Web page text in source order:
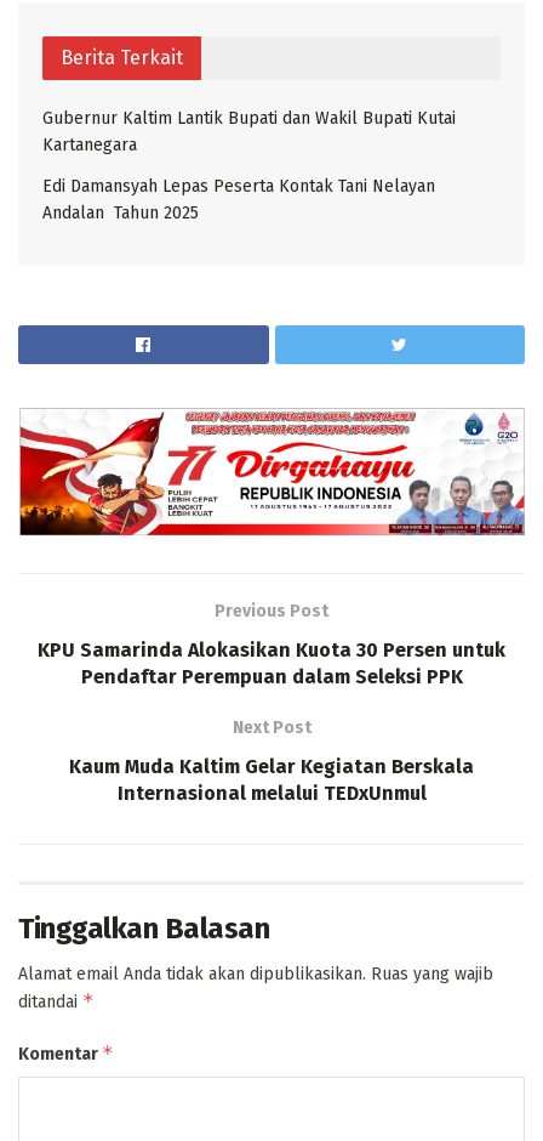
Berita Terkait
Gubernur Kaltim Lantik Bupati dan Wakil Bupati Kutai
Kartanegara
Edi Damansyah Lepas Peserta Kontak Tani Nelayan
Andalan Tahun 2025
Previous Post
KPU Samarinda Alokasikan Kuota 30 Persen untuk
Pendaftar Perempuan dalam Seleksi PPK
Next Post
Kaum Muda Kaltim Gelar Kegiatan Berskala
Internasional melalui TEDxUnmul
Tinggalkan Balasan
Alamat email Anda tidak akan dipublikasikan. Ruas yang wajib
ditandai *
Komentar *